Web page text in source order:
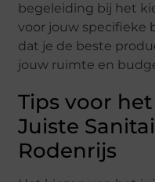
begeleiding bij het
voor jouw specifieke
dat je de beste
jouw ruimte en
Tips voor
Juiste
Rodenrijs